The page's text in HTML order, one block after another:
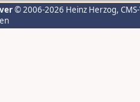
© 2006-2026 Heinz Herzog,